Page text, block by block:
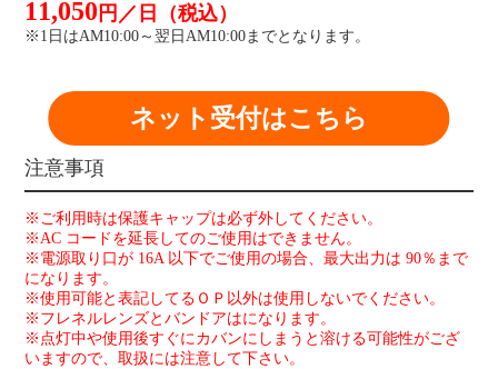
11,050 円／日（税込）
※1日はAM10:00～翌日AM10:00までとなります。
ネット受付はこちら
注意事項
※ご利用時は保護キャップは必ず外してください。
※AC コードを延長してのご使用はできません。
※電源取り口が 16A 以下でご使用の場合、最大出力は 90％まで
になります。
※使用可能と表記してるＯＰ以外は使用しないでください。
※フレネルレンズとバンドアはになります。
※点灯中や使用後すぐにカバンにしまうと溶ける可能性がござ
いますので、取扱には注意して下さい。